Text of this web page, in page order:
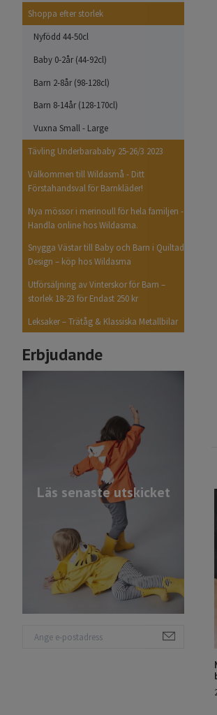
Shoppa efter storlek
Nyfödd 44-50cl
Baby 0-2år (44-92cl)
Barn 2-8år (98-128cl)
Barn 8-14år (128-170cl)
Vuxna Small - Large
Tävling Underbarababy 25-26/3 2023
Välkommen till Wildasmå - Ditt
Förstahandsval för Barnkläder!
Nya mössor i merinoull för hela familjen -
Handla online hos Wildasma.
Snygga Västar till Baby och Barn i Quiltad
Design – köp hos Wildasma
Utförsäljning av Vinterskor för Barn –
storlek 18-23 för Endast 250 kr
Leksaker – Trätåg & Klassiska Metallbilar
Erbjudande
Läs senaste utskicket